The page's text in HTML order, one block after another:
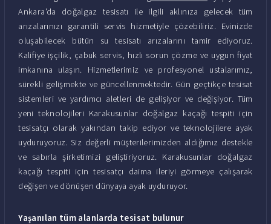
Ankara'da doğalgaz tesisatı ile ilgili aklınıza gelecek tüm
arızalarınızı garantili servis hizmetiyle çözebiliriz. Evinizde
oluşabilecek bütün su tesisatı arızalarını tamir ediyoruz.
Kalifiye işçilik, çabuk servis, hızlı sorun çözme ve uygun fiyat
imkanına ulaşın. Hizmetlerimiz ve profesyonel ustalarımız,
sürekli gelişmekte ve güncellenmektedir. Gün geçtikçe tesisat
sistemleri ve yardımcı aletleri de gelişiyor ve değişiyor. Tüm
yeni teknolojileri Karakusunlar doğalgaz kaçağı tespiti için
tesisatçı olarak yakından takip ediyor ve teknolojilere ayak
uyduruyoruz. Siz değerli müşterilerimizden aldığımız destekle
ve sabırla şirketimizi geliştiriyoruz. Karakusunlar doğalgaz
kaçağı tespiti için tesisatçı daima ileriyi görmeye çalışarak
değişen ve dönüşen dünyaya ayak uyduruyor.
Yaşanılan tüm alanlarda tesisat bulunur